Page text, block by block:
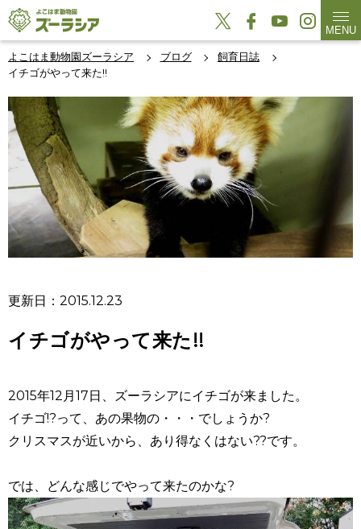
MENU
よこはま動物園ズーラシア ブログ
飼育日誌
イチゴがやって来た!!
更新日：2015.12.23
イチゴがやって来た!!
2015年12月17日、ズーラシアにイチゴが来ました。
イチゴ!?って、あの果物の・・・でしょうか?
クリスマスが近いから、あり得なくはない??です。
では、どんな感じでやって来たのかな?